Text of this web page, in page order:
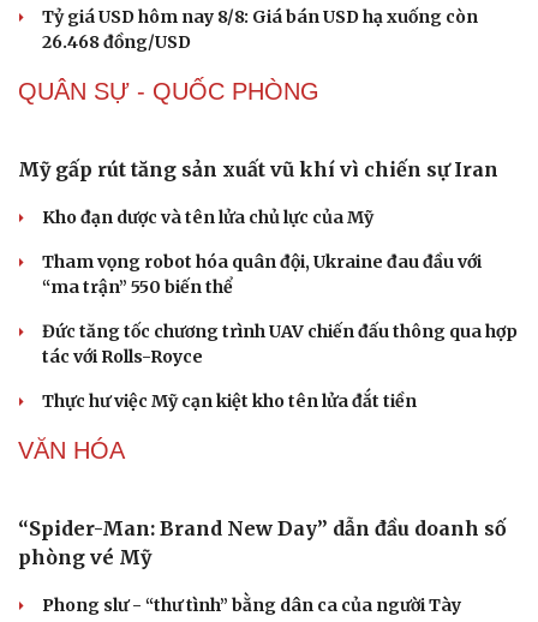
Sức khỏe
Sản phụ khoa
Nam khoa
Phòng mạch online
Ăn sạch sống khỏe
Đời sống
Tình yêu - Gia đình
Giá vàng hôm nay 9/8: Vàng SJC tiếp tục trụ ở mức
cao
Giá cà phê hôm nay 9/8: Giá cà phê trong nước ở mức
Giá xăng dầu hôm nay 9/8: Giá dầu thế giới tăng nhẹ
Giá xăng dầu hôm nay 8/8: Giá dầu giảm khi có tín hiệu
mở lại eo biển Hormuz
Tỷ giá USD hôm nay 8/8: Giá bán USD hạ xuống còn
26.468 đồng/USD
QUÂN SỰ - QUỐC PHÒNG
Tham vọng robot hóa quân đội, Ukraine đau đầu với
“ma trận” 550 biến thể
Đức tăng tốc chương trình UAV chiến đấu thông qua hợp
tác với Rolls-Royce